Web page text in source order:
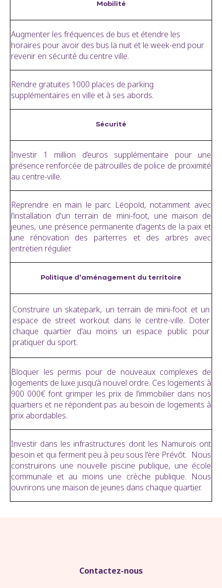
Mobilité
Augmenter les fréquences de bus et étendre les
horaires pour avoir des bus la nuit et le week-end pour
revenir en sécurité du centre ville.
Rendre gratuites 1000 places de parking
supplémentaires en ville et à ses abords.
Sécurité
Investir 1 million d’euros supplémentaire pour une
présence renforcée de patrouilles de police de proximité
au centre-ville.
Reprendre en main le parc Léopold, notamment avec
l’installation d'un terrain de mini-foot, une maison de
jeunes, une présence permanente d'agents de la paix et
une rénovation des parterres et des arbres avec
entretien régulier.
Politique d'aménagement du territoire
Construire un skatepark, un terrain de mini-foot et un
espace de street workout dans le centre-ville. Doter
chaque quartier d'au moins un espace public pour
pratiquer du sport.
Bloquer les permis pour de nouveaux complexes de
logements de luxe jusqu’à nouvel ordre. Ces logements à
900 000€ font grimper les prix de l’immobilier dans nos
quartiers et ne répondent pas au besoin de logements à
prix abordables.
Investir dans les infrastructures dont les Namurois ont
besoin et qui ferment peu à peu sous l'ère Prévôt. Nous
construirons une nouvelle piscine publique, une école
communale et au moins une crèche publique. Nous
ouvrirons une maison de jeunes dans chaque quartier.
Contactez-nous